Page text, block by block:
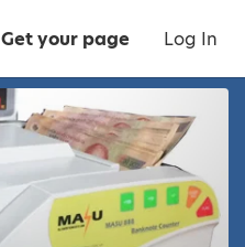
Get your page Log In